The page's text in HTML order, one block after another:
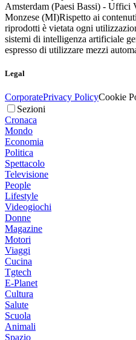
Amsterdam (Paesi Bassi) - Uffici
Monzese (MI)Rispetto ai
riprodotti è vietata ogni
sistemi di intelligenza artificiale
espresso di utilizzare mezzi
Legal
CorporatePrivacy PolicyCookie
Sezioni
Cronaca
Mondo
Economia
Politica
Spettacolo
Televisione
People
Lifestyle
Videogiochi
Donne
Magazine
Motori
Viaggi
Cucina
Tgtech
E-Planet
Cultura
Salute
Scuola
Animali
Spazio